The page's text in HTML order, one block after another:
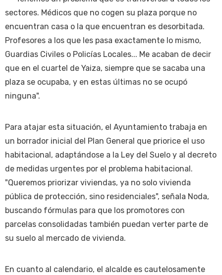
sectores. Médicos que no cogen su plaza porque no
encuentran casa o la que encuentran es desorbitada.
Profesores a los que les pasa exactamente lo mismo,
Guardias Civiles o Policías Locales... Me acaban de decir
que en el cuartel de Yaiza, siempre que se sacaba una
plaza se ocupaba, y en estas últimas no se ocupó
ninguna".
Para atajar esta situación, el Ayuntamiento trabaja en
un borrador inicial del Plan General que priorice el uso
habitacional, adaptándose a la Ley del Suelo y al decreto
de medidas urgentes por el problema habitacional.
"Queremos priorizar viviendas, ya no solo vivienda
pública de protección, sino residenciales", señala Noda,
buscando fórmulas para que los promotores con
parcelas consolidadas también puedan verter parte de
su suelo al mercado de vivienda.
En cuanto al calendario, el alcalde es cautelosamente